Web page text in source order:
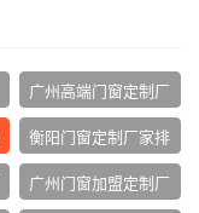
广州高端门窗定制厂
家
衡阳门窗定制厂家排
名
广州门窗加盟定制厂